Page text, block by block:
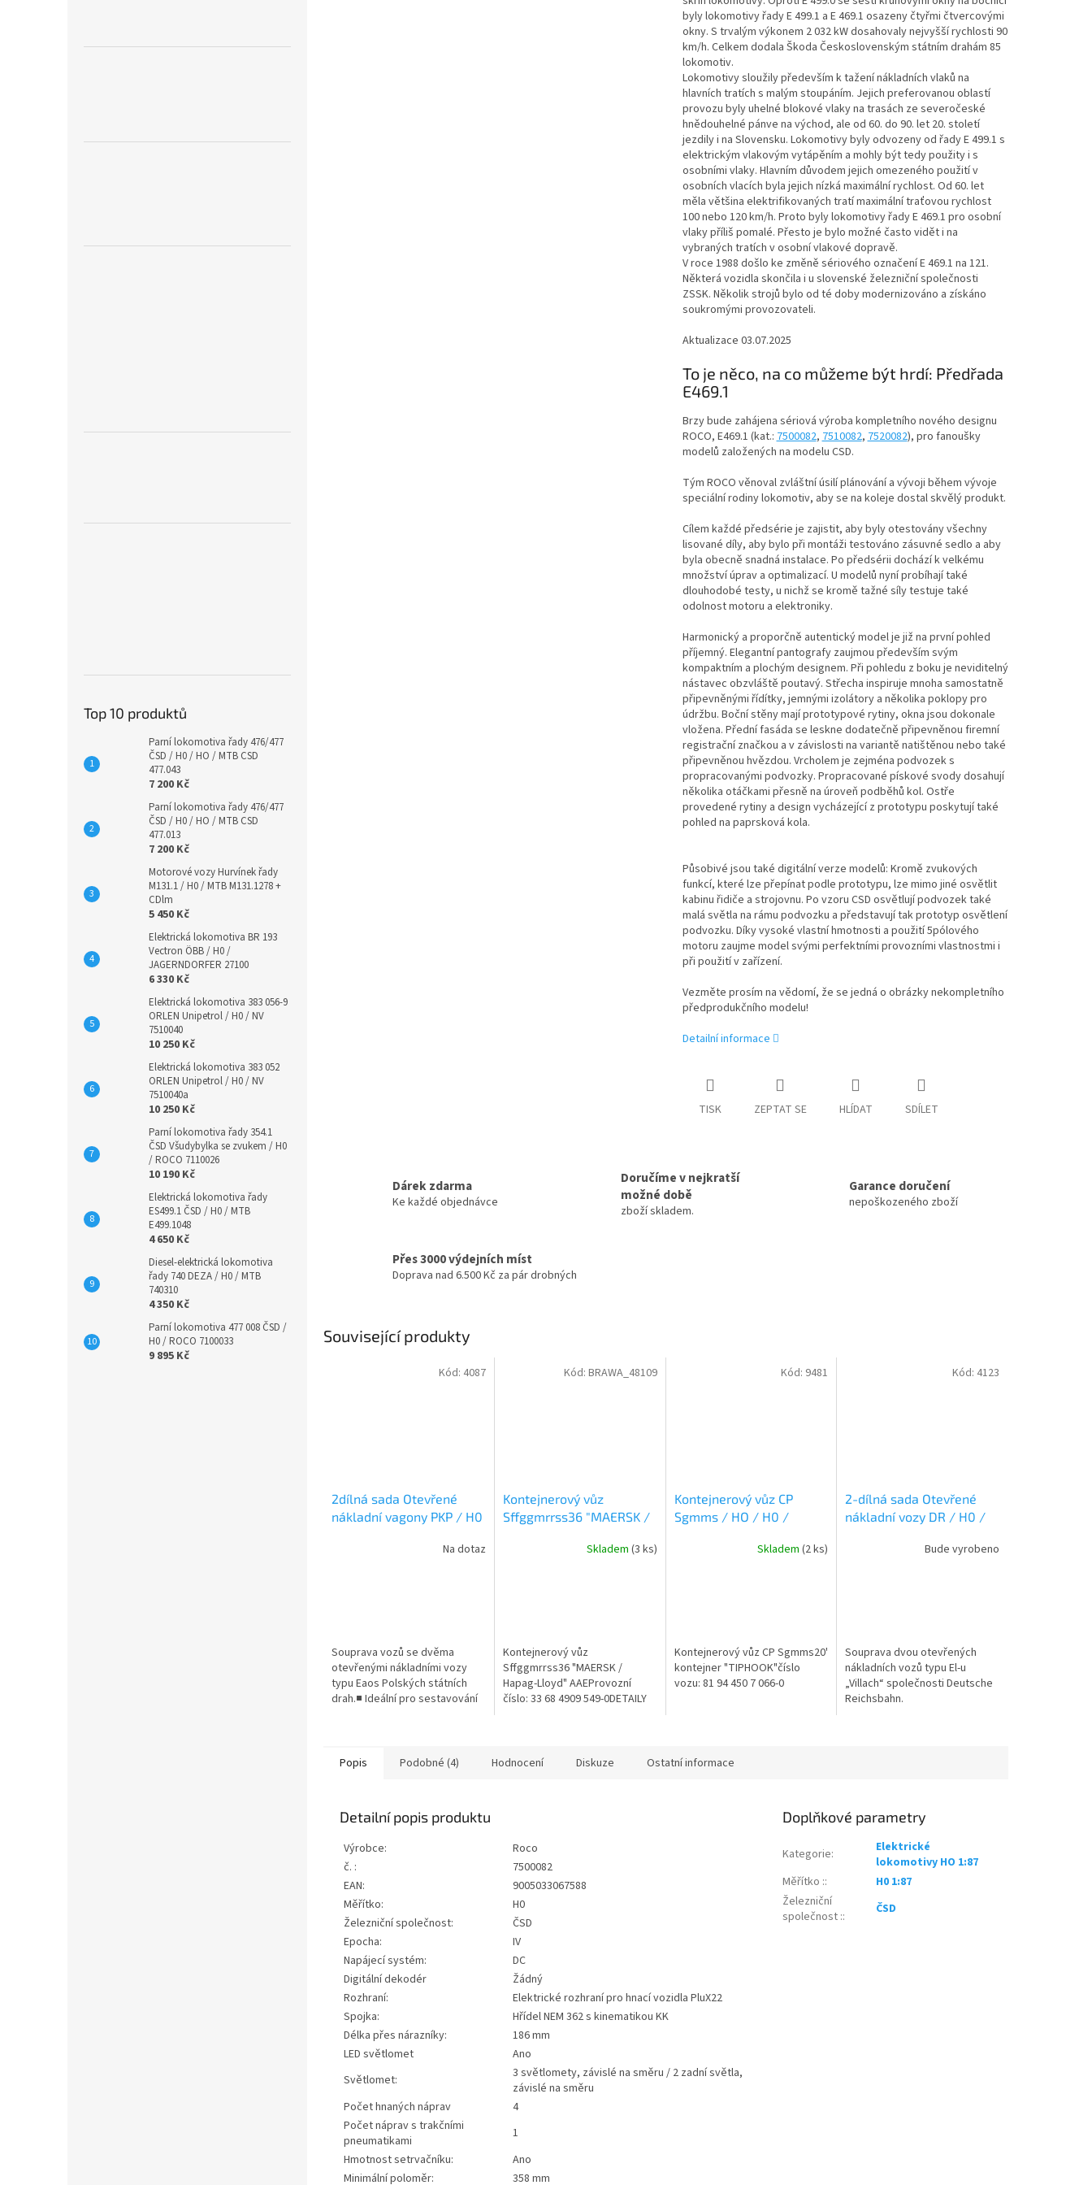
Top 10 produktů
Parní lokomotiva řady 476/477
ČSD / H0 / HO / MTB CSD
477.043
7 200 Kč
Parní lokomotiva řady 476/477
ČSD / H0 / HO / MTB CSD
477.013
7 200 Kč
Motorové vozy Hurvínek řady
M131.1 / H0 / MTB M131.1278 +
CDlm
5 450 Kč
Elektrická lokomotiva BR 193
Vectron ÖBB / H0 /
JAGERNDORFER 27100
6 330 Kč
Elektrická lokomotiva 383 056-9
ORLEN Unipetrol / H0 / NV
7510040
10 250 Kč
Elektrická lokomotiva 383 052
ORLEN Unipetrol / H0 / NV
7510040a
10 250 Kč
Parní lokomotiva řady 354.1
ČSD Všudybylka se zvukem / H0
/ ROCO 7110026
10 190 Kč
Elektrická lokomotiva řady
ES499.1 ČSD / H0 / MTB
E499.1048
4 650 Kč
Diesel-elektrická lokomotiva
řady 740 DEZA / H0 / MTB
740310
4 350 Kč
Parní lokomotiva 477 008 ČSD /
H0 / ROCO 7100033
9 895 Kč
byly lokomotivy řady E 499.1 a E 469.1 osazeny čtyřmi čtvercovými
okny. S trvalým výkonem 2 032 kW dosahovaly nejvyšší rychlosti 90
km/h. Celkem dodala Škoda Československým státním drahám 85
lokomotiv.
Lokomotivy sloužily především k tažení nákladních vlaků na
hlavních tratích s malým stoupáním. Jejich preferovanou oblastí
provozu byly uhelné blokové vlaky na trasách ze severočeské
hnědouhelné pánve na východ, ale od 60. do 90. let 20. století
jezdily i na Slovensku. Lokomotivy byly odvozeny od řady E 499.1 s
elektrickým vlakovým vytápěním a mohly být tedy použity i s
osobními vlaky. Hlavním důvodem jejich omezeného použití v
osobních vlacích byla jejich nízká maximální rychlost. Od 60. let
měla většina elektrifikovaných tratí maximální traťovou rychlost
100 nebo 120 km/h. Proto byly lokomotivy řady E 469.1 pro osobní
vlaky příliš pomalé. Přesto je bylo možné často vidět i na
vybraných tratích v osobní vlakové dopravě.
V roce 1988 došlo ke změně sériového označení E 469.1 na 121.
Některá vozidla skončila i u slovenské železniční společnosti
ZSSK. Několik strojů bylo od té doby modernizováno a získáno
soukromými provozovateli.
Aktualizace 03.07.2025
To je něco, na co můžeme být hrdí: Předřada
E469.1
Brzy bude zahájena sériová výroba kompletního nového designu
ROCO, E469.1 (kat.:7500082,7510082,7520082), pro fanoušky
modelů založených na modelu CSD.
Tým ROCO věnoval zvláštní úsilí plánování a vývoji během vývoje
speciální rodiny lokomotiv, aby se na koleje dostal skvělý produkt.
Cílem každé předsérie je zajistit, aby byly otestovány všechny
lisované díly, aby bylo při montáži testováno zásuvné sedlo a aby
byla obecně snadná instalace. Po předsérii dochází k velkému
množství úprav a optimalizací. U modelů nyní probíhají také
dlouhodobé testy, u nichž se kromě tažné síly testuje také
odolnost motoru a elektroniky.
Harmonický a proporčně autentický model je již na první pohled
příjemný. Elegantní pantografy zaujmou především svým
kompaktním a plochým designem. Při pohledu z boku je neviditelný
nástavec obzvláště poutavý. Střecha inspiruje mnoha samostatně
připevněnými řídítky, jemnými izolátory a několika poklopy pro
údržbu. Boční stěny mají prototypové rytiny, okna jsou dokonale
vložena. Přední fasáda se leskne dodatečně připevněnou firemní
registrační značkou a v závislosti na variantě natištěnou nebo také
připevněnou hvězdou. Vrcholem je zejména podvozek s
propracovanými podvozky. Propracované pískové svody dosahují
několika otáčkami přesně na úroveň podběhů kol. Ostře
provedené rytiny a design vycházející z prototypu poskytují také
pohled na paprsková kola.
Působivé jsou také digitální verze modelů: Kromě zvukových
funkcí, které lze přepínat podle prototypu, lze mimo jiné osvětlit
kabinu řidiče a strojovnu. Po vzoru CSD osvětlují podvozek také
malá světla na rámu podvozku a představují tak prototyp osvětlení
podvozku. Díky vysoké vlastní hmotnosti a použití 5pólového
motoru zaujme model svými perfektními provozními vlastnostmi i
při použití v zařízení.
Vezměte prosím na vědomí, že se jedná o obrázky nekompletního
předprodukčního modelu!
Detailní informace
TISK ZEPTAT SE HLÍDAT SDÍLET
Dárek zdarma
Ke každé objednávce
Doručíme v nejkratší
možné době
zboží skladem.
Garance doručení
nepoškozeného zboží
Přes 3000 výdejních míst
Doprava nad 6.500 Kč za pár drobných
Související produkty
2dílná sada Otevřené
nákladní vagony PKP / H0
Na dotaz
Souprava vozů se dvěma
otevřenými nákladními vozy
typu Eaos Polských státních
drah.■ Ideální pro sestavování
Kód: 4087
Kontejnerový vůz
Sffggmrrss36 "MAERSK /
Skladem (3 ks)
Kontejnerový vůz
Sffggmrrss36 "MAERSK /
Hapag-Lloyd" AAEProvozní
číslo: 33 68 4909 549-0DETAILY
Kód: BRAWA_48109
Kontejnerový vůz CP
Sgmms / HO / H0 /
Skladem(2 ks)
Kontejnerový vůz CP Sgmms20'
kontejner "TIPHOOK"číslo
vozu: 81 94 450 7 066-0
Kód: 9481
2-dílná sada Otevřené
nákladní vozy DR / H0 /
Bude vyrobeno
Souprava dvou otevřených
nákladních vozů typu El-u
„Villach“ společnosti Deutsche
Reichsbahn.
Kód: 4123
Popis Podobné (4) Hodnocení Diskuze Ostatní informace
Detailní popis produktu
Výrobce:
Roco
č. :
7500082
EAN:
9005033067588
Měřítko:
H0
Železniční společnost:
ČSD
Epocha:
IV
Napájecí systém:
DC
Digitální dekodér
Žádný
Rozhraní:
Elektrické rozhraní pro hnací vozidla PluX22
Spojka:
Hřídel NEM 362 s kinematikou KK
Délka přes nárazníky:
186 mm
LED světlomet
Ano
Světlomet:
3 světlomety, závislé na směru / 2 zadní světla,
závislé na směru
Počet hnaných náprav
4
Počet náprav s trakčními
pneumatikami
1
Hmotnost setrvačníku:
Ano
Minimální poloměr:
358 mm
Doplňkové parametry
Kategorie:
Elektrické
lokomotivy HO 1:87
Měřítko ::
H0 1:87
Železniční
společnost :: ČSD